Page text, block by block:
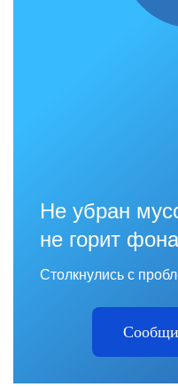
Не убран
не горит
Столкнулись с